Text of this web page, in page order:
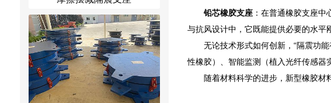
铅芯橡胶支座：在普通橡胶支座中
与抗风设计中，它既能提供必要的水平
无论技术形式如何创新，“隔震功
性橡胶）、智能监测（植入光纤传感器
随着材料科学的进步，新型橡胶材